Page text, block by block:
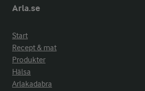
Arla.se
Start
Recept & mat
Produkter
Hälsa
Arlakadabra